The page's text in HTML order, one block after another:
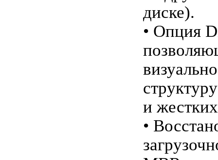
диске).
• Опция
и
•